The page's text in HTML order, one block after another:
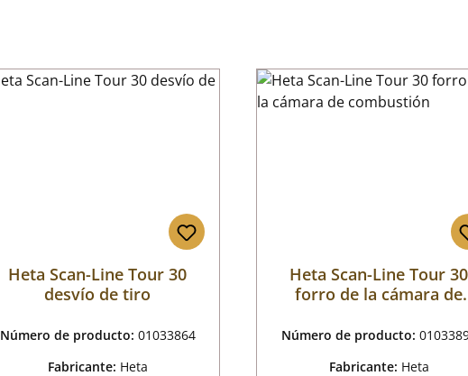
Heta Scan-Line Tour 30
desvío de tiro
Número de producto: 01033864
Fabricante: Heta
Heta Scan-Line Tour 30
forro de la cámara de
Número de producto:
Fabricante: Heta